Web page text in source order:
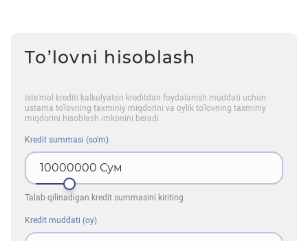
To’lovni hisoblash
Iste'mol krediti kalkulyatori kreditdan foydalanish muddati uchun
ustama to'lovning taxminiy miqdorini va oylik to'lovning taxminiy
miqdorini hisoblash imkonini beradi.
Kredit summasi (so'm)
10000000 Сум
Talab qilinadigan kredit summasini kiriting
Kredit muddati (oy)